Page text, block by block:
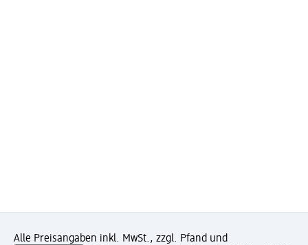
Alle Preisangaben inkl. MwSt., zzgl. Pfand und